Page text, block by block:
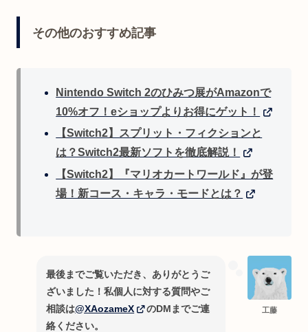
その他のおすすめ記事
Nintendo Switch 2のひみつ展がAmazonで
10%オフ！eショップよりお得にゲット！
【Switch2】スプリット・フィクションと
は？Switch2最新ソフトを徹底解説！
【Switch2】『マリオカートワールド』が登
場！新コース・キャラ・モードとは？
工藤
最後までご覧いただき、ありがとうご
ざいました！私個人に対する質問やご
相談は@XAozameX
のDMまでご連
絡ください。